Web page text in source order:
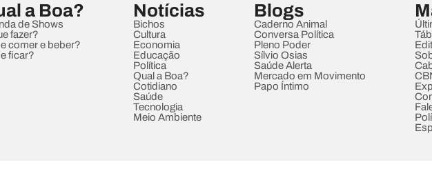
a Boa?
de Shows
fazer?
comer e beber?
ficar?
Notícias
Bichos
Cultura
Economia
Educação
Política
Qual a Boa?
Cotidiano
Saúde
Tecnologia
Meio Ambiente
Blogs
Caderno Animal
Conversa Política
Pleno Poder
Sílvio Osias
Saúde Alerta
Mercado em Movimento
Papo Íntimo